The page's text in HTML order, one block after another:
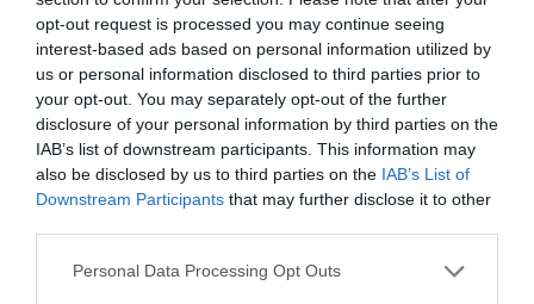
opt-out request is processed you may continue seeing
interest-based ads based on personal information utilized by
us or personal information disclosed to third parties prior to
your opt-out. You may separately opt-out of the further
disclosure of your personal information by third parties on the
IAB’s list of downstream participants. This information may
also be disclosed by us to third parties on the IAB’s List of
Downstream Participants that may further disclose it to other
Please note that this website/app uses one or more Google
Personal Data Processing Opt Outs